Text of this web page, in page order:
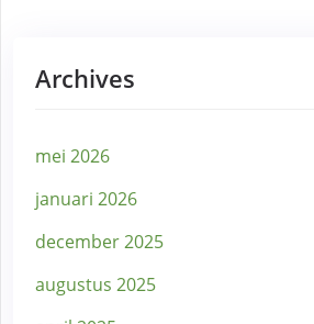
Archives
mei 2026
januari 2026
december 2025
augustus 2025